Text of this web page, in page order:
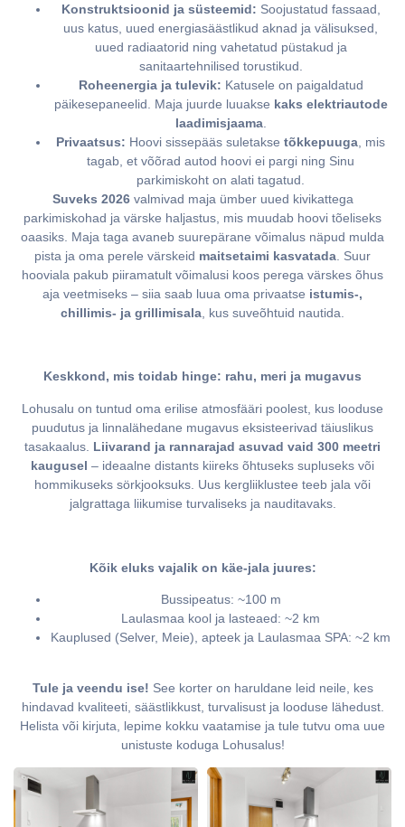
Konstruktsioonid ja süsteemid: Soojustatud fassaad,
uus katus, uued energiasäästlikud aknad ja välisuksed,
uued radiaatorid ning vahetatud püstakud ja
sanitaartehnilised torustikud.
Roheenergia ja tulevik: Katusele on paigaldatud
päikesepaneelid. Maja juurde luuakse kaks elektriautode
laadimisjaama.
Privaatsus: Hoovi sissepääs suletakse tõkkepuuga , mis
tagab, et võõrad autod hoovi ei pargi ning Sinu
parkimiskoht on alati tagatud.
Suveks 2026valmivad maja ümber uued kivikattega
parkimiskohad ja värske haljastus, mis muudab hoovi tõeliseks
oaasiks. Maja taga avaneb suurepärane võimalus näpud mulda
pista ja oma perele värskeid maitsetaimi kasvatada . Suur
hooviala pakub piiramatult võimalusi koos perega värskes õhus
aja veetmiseks – siia saab luua oma privaatse istumis-,
chillimis- ja grillimisala , kus suveõhtuid nautida.
Keskkond, mis toidab hinge: rahu, meri ja mugavus
Lohusalu on tuntud oma erilise atmosfääri poolest, kus looduse
puudutus ja linnalähedane mugavus eksisteerivad täiuslikus
tasakaalus. Liivarand ja rannarajad asuvad vaid 300 meetri
kaugusel – ideaalne distants kiireks õhtuseks supluseks või
hommikuseks sörkjooksuks. Uus kergliiklustee teeb jala või
jalgrattaga liikumise turvaliseks ja nauditavaks.
Kõik eluks vajalik on käe-jala juures:
Bussipeatus: ~100 m
Laulasmaa kool ja lasteaed: ~2 km
Kauplused (Selver, Meie), apteek ja Laulasmaa SPA: ~2 km
Tule ja veendu ise! See korter on haruldane leid neile, kes
hindavad kvaliteeti, säästlikkust, turvalisust ja looduse lähedust.
Helista või kirjuta, lepime kokku vaatamise ja tule tutvu oma uue
unistuste koduga Lohusalus!